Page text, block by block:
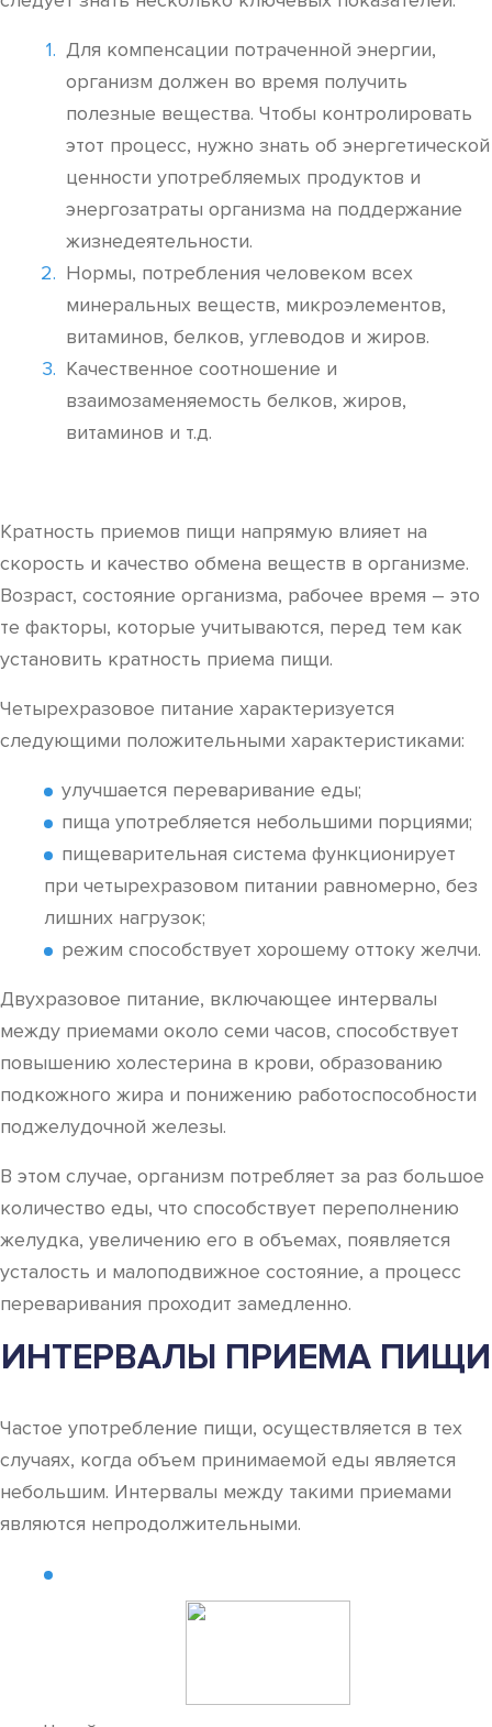
Для компенсации потраченной энергии,
организм должен во время получить
полезные вещества. Чтобы контролировать
этот процесс, нужно знать об энергетической
ценности употребляемых продуктов и
энергозатраты организма на поддержание
жизнедеятельности.
Нормы, потребления человеком всех
минеральных веществ, микроэлементов,
витаминов, белков, углеводов и жиров.
Качественное соотношение и
взаимозаменяемость белков, жиров,
витаминов и т.д.
Кратность приемов пищи напрямую влияет на
скорость и качество обмена веществ в организме.
Возраст, состояние организма, рабочее время – это
те факторы, которые учитываются, перед тем как
установить кратность приема пищи.
Четырехразовое питание характеризуется
следующими положительными характеристиками:
улучшается переваривание еды;
пища употребляется небольшими порциями;
пищеварительная система функционирует
при четырехразовом питании равномерно, без
лишних нагрузок;
режим способствует хорошему оттоку желчи.
Двухразовое питание, включающее интервалы
между приемами около семи часов, способствует
повышению холестерина в крови, образованию
подкожного жира и понижению работоспособности
поджелудочной железы.
В этом случае, организм потребляет за раз большое
количество еды, что способствует переполнению
желудка, увеличению его в объемах, появляется
усталость и малоподвижное состояние, а процесс
переваривания проходит замедленно.
ИНТЕРВАЛЫ ПРИЕМА ПИЩИ
Частое употребление пищи, осуществляется в тех
случаях, когда объем принимаемой еды является
небольшим. Интервалы между такими приемами
являются непродолжительными.